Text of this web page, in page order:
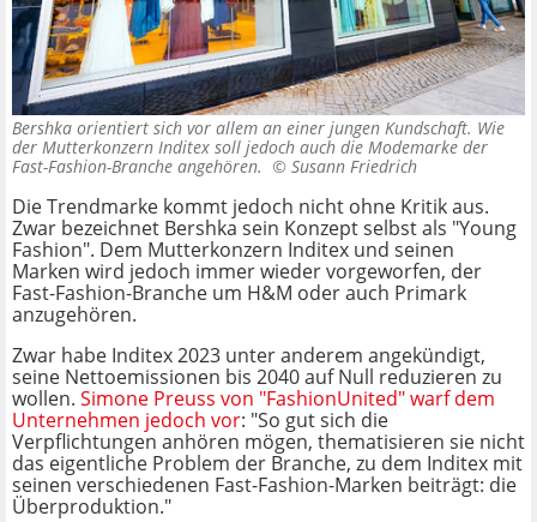
Bershka orientiert sich vor allem an einer jungen Kundschaft. Wie
der Mutterkonzern Inditex soll jedoch auch die Modemarke der
Fast-Fashion-Branche angehören. © Susann Friedrich
Die Trendmarke kommt jedoch nicht ohne Kritik aus.
Zwar bezeichnet Bershka sein Konzept selbst als "Young
Fashion". Dem Mutterkonzern Inditex und seinen
Marken wird jedoch immer wieder vorgeworfen, der
Fast-Fashion-Branche um H&M oder auch Primark
anzugehören.
Zwar habe Inditex 2023 unter anderem angekündigt,
seine Nettoemissionen bis 2040 auf Null reduzieren zu
wollen. Simone Preuss von "FashionUnited" warf dem
Unternehmen jedoch vor: "So gut sich die
Verpflichtungen anhören mögen, thematisieren sie nicht
das eigentliche Problem der Branche, zu dem Inditex mit
seinen verschiedenen Fast-Fashion-Marken beiträgt: die
Überproduktion."